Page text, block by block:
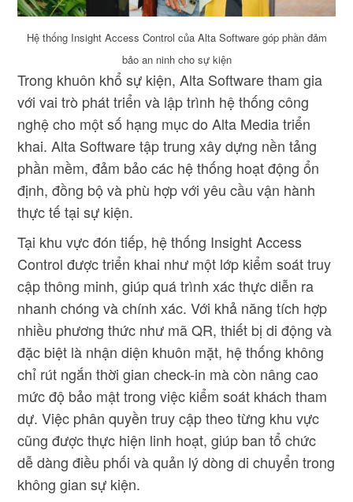
Hệ thống Insight Access Control của Alta Software góp phần đảm
bảo an ninh cho sự kiện
Trong khuôn khổ sự kiện, Alta Software tham gia
với vai trò phát triển và lập trình hệ thống công
nghệ cho một số hạng mục do Alta Media triển
khai. Alta Software tập trung xây dựng nền tảng
phần mềm, đảm bảo các hệ thống hoạt động ổn
định, đồng bộ và phù hợp với yêu cầu vận hành
thực tế tại sự kiện.
Tại khu vực đón tiếp, hệ thống Insight Access
Control được triển khai như một lớp kiểm soát truy
cập thông minh, giúp quá trình xác thực diễn ra
nhanh chóng và chính xác. Với khả năng tích hợp
nhiều phương thức như mã QR, thiết bị di động và
đặc biệt là nhận diện khuôn mặt, hệ thống không
chỉ rút ngắn thời gian check-in mà còn nâng cao
mức độ bảo mật trong việc kiểm soát khách tham
dự. Việc phân quyền truy cập theo từng khu vực
cũng được thực hiện linh hoạt, giúp ban tổ chức
dễ dàng điều phối và quản lý dòng di chuyển trong
không gian sự kiện.